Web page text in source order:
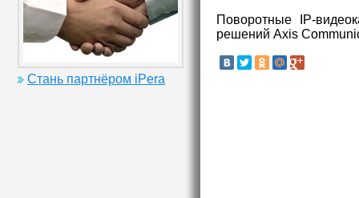
Стань партнёром iPera
Поворотные IP-
решений Axis